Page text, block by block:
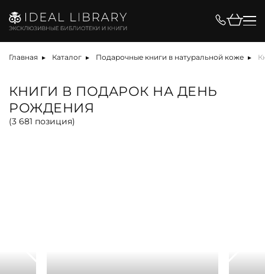
Главная Каталог Подарочные книги в натуральной коже
КНИГИ В ПОДАРОК НА ДЕНЬ
РОЖДЕНИЯ
(3 681 позиция)
Цена, ₽
Вид